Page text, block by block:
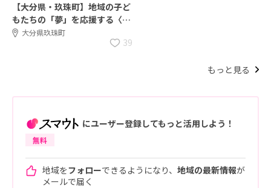
【大分県・玖珠町】地域の子ど
もたちの「夢」を応援する〈公
設民営塾〉の講師を募集しま
す！教育の力で地域を一緒に盛
大分県玖珠町
39
もっと見る
にユーザー登録してもっと活用しよう！
無料
地域をフォローできるようになり、 地域の最新情報が
メールで届く